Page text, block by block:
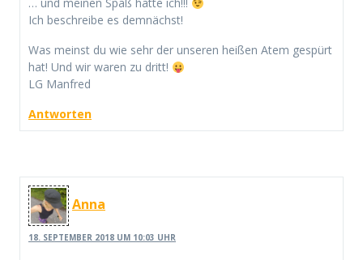
Ich beschreibe es demnächst!
Was meinst du wie sehr der unseren heißen Atem gespürt
hat! Und wir waren zu dritt!
LG Manfred
Antworten
Anna
18. SEPTEMBER 2018 UM 10:03 UHR